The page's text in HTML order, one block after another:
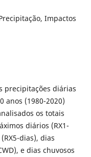
Impactos
precipitações diárias
anos (1980-2020)
os totais
diários (RX1-
dias), dias
e dias chuvosos